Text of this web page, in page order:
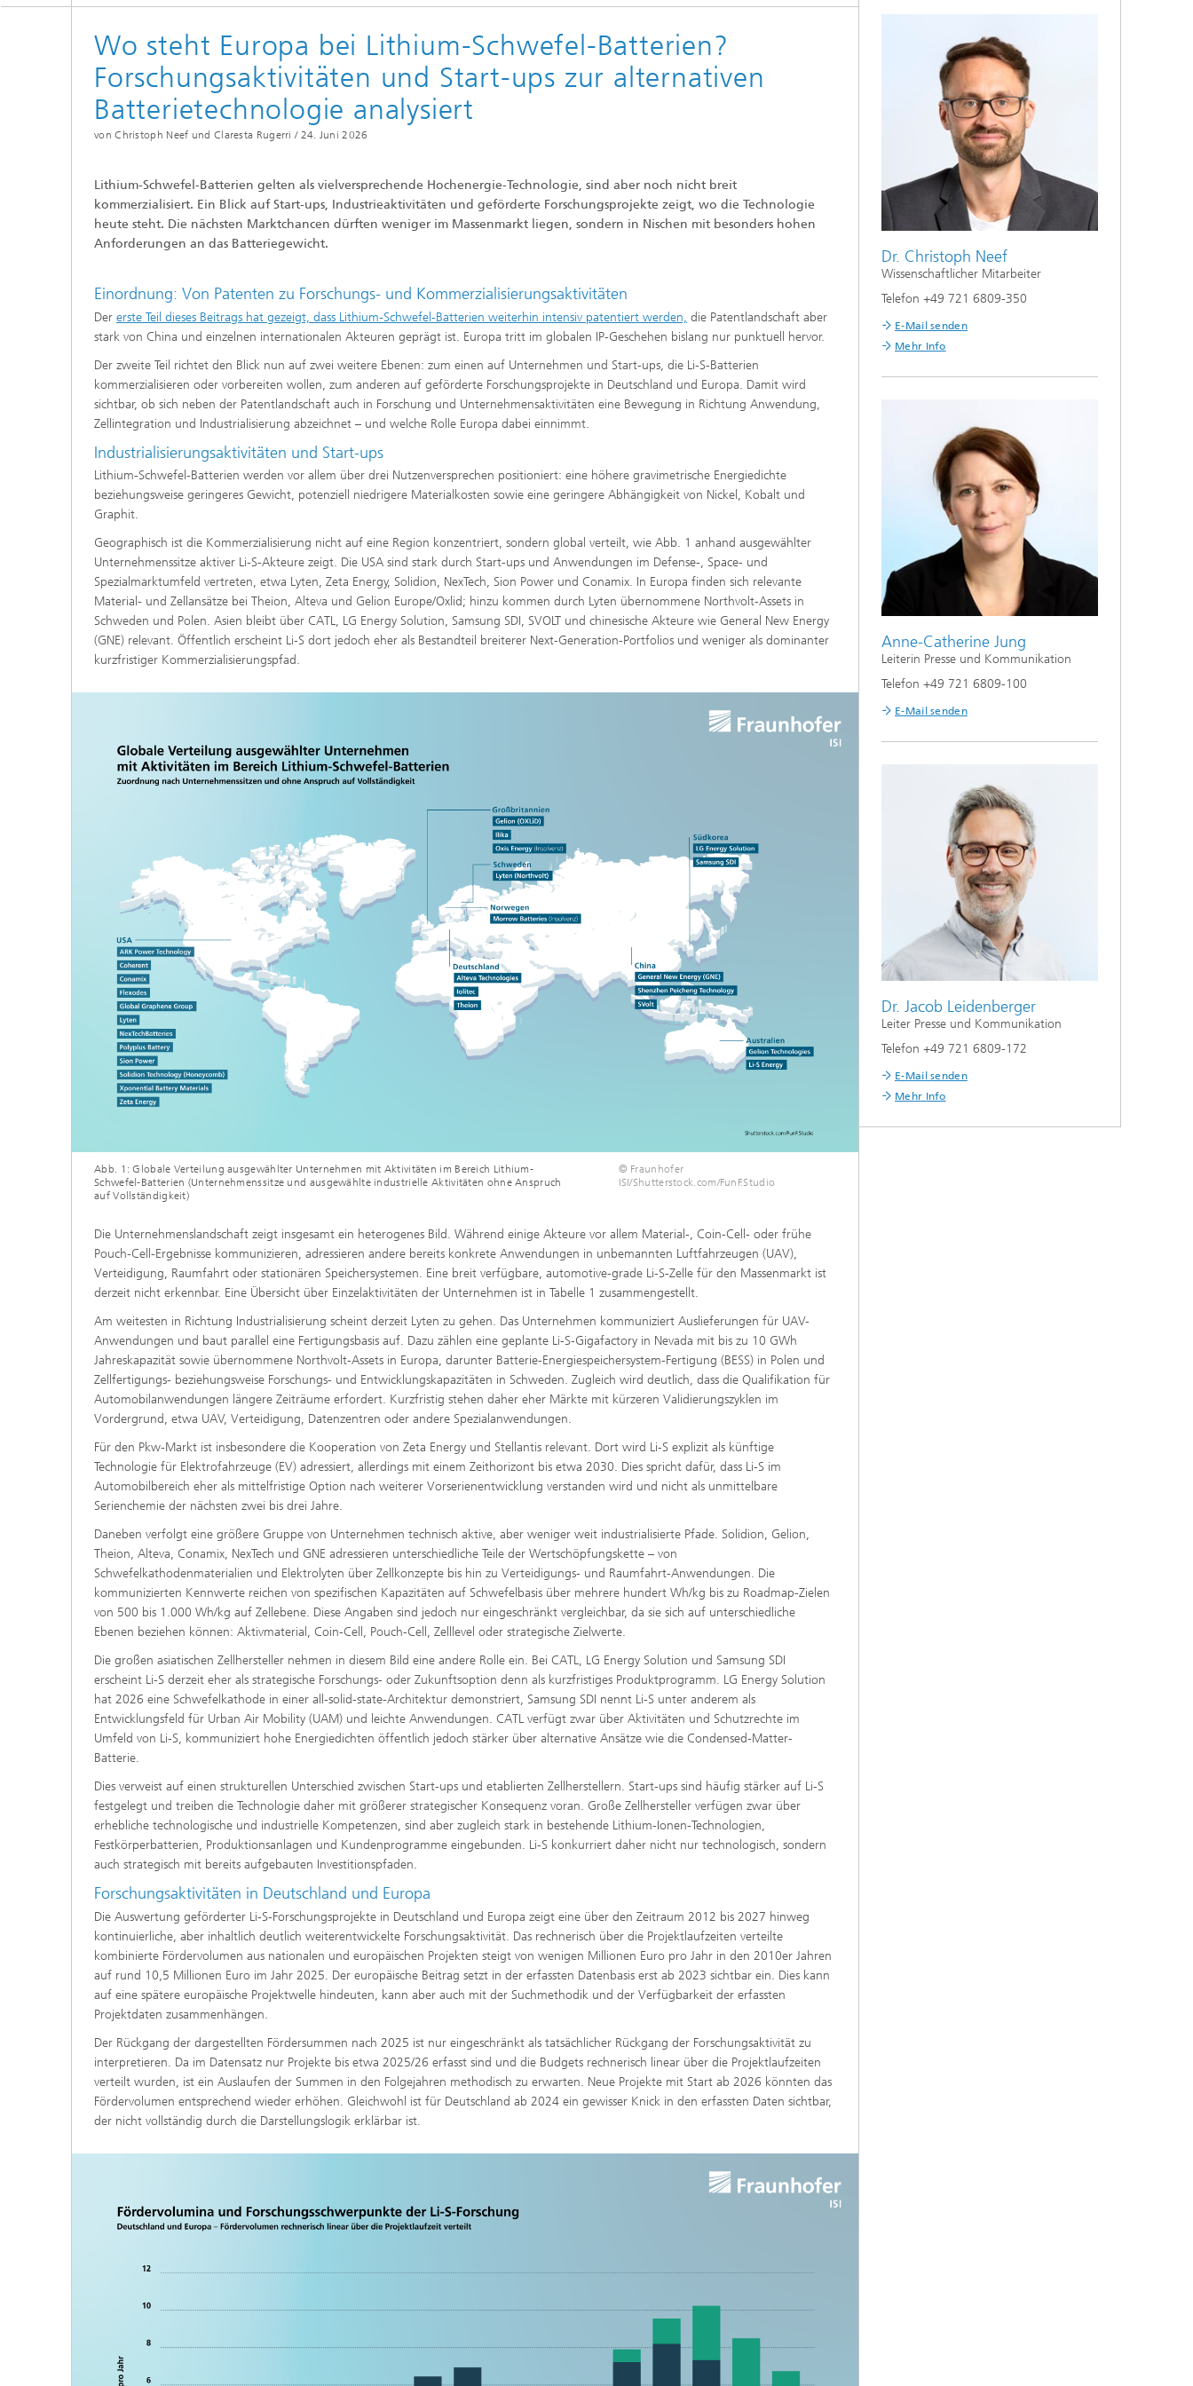
Wo steht Europa bei Lithium-Schwefel-Batterien?
Forschungsaktivitäten und Start-ups zur alternativen
Batterietechnologie analysiert
von Christoph Neef und Claresta Rugerri / 24. Juni 2026
Lithium-Schwefel-Batterien gelten als vielversprechende Hochenergie-Technologie, sind aber noch nicht breit
kommerzialisiert. Ein Blick auf Start-ups, Industrieaktivitäten und geförderte Forschungsprojekte zeigt, wo die Technologie
heute steht. Die nächsten Marktchancen dürften weniger im Massenmarkt liegen, sondern in Nischen mit besonders hohen
Anforderungen an das Batteriegewicht.
Einordnung: Von Patenten zu Forschungs- und Kommerzialisierungsaktivitäten
Der erste Teil dieses Beitrags hat gezeigt, dass Lithium-Schwefel-Batterien weiterhin intensiv patentiert werden, die Patentlandschaft aber
stark von China und einzelnen internationalen Akteuren geprägt ist. Europa tritt im globalen IP-Geschehen bislang nur punktuell hervor.
Der zweite Teil richtet den Blick nun auf zwei weitere Ebenen: zum einen auf Unternehmen und Start-ups, die Li-S-Batterien
kommerzialisieren oder vorbereiten wollen, zum anderen auf geförderte Forschungsprojekte in Deutschland und Europa. Damit wird
sichtbar, ob sich neben der Patentlandschaft auch in Forschung und Unternehmensaktivitäten eine Bewegung in Richtung Anwendung,
Zellintegration und Industrialisierung abzeichnet – und welche Rolle Europa dabei einnimmt.
Industrialisierungsaktivitäten und Start-ups
Lithium-Schwefel-Batterien werden vor allem über drei Nutzenversprechen positioniert: eine höhere gravimetrische Energiedichte
beziehungsweise geringeres Gewicht, potenziell niedrigere Materialkosten sowie eine geringere Abhängigkeit von Nickel, Kobalt und
Graphit.
Geographisch ist die Kommerzialisierung nicht auf eine Region konzentriert, sondern global verteilt, wie Abb. 1 anhand ausgewählter
Unternehmenssitze aktiver Li-S-Akteure zeigt. Die USA sind stark durch Start-ups und Anwendungen im Defense-, Space- und
Spezialmarktumfeld vertreten, etwa Lyten, Zeta Energy, Solidion, NexTech, Sion Power und Conamix. In Europa finden sich relevante
Material- und Zellansätze bei Theion, Alteva und Gelion Europe/Oxlid; hinzu kommen durch Lyten übernommene Northvolt-Assets in
Schweden und Polen. Asien bleibt über CATL, LG Energy Solution, Samsung SDI, SVOLT und chinesische Akteure wie General New Energy
(GNE) relevant. Öffentlich erscheint Li-S dort jedoch eher als Bestandteil breiterer Next-Generation-Portfolios und weniger als dominanter
kurzfristiger Kommerzialisierungspfad.
© Fraunhofer
ISI/Shutterstock.com/FunF.Studio
Abb. 1: Globale Verteilung ausgewählter Unternehmen mit Aktivitäten im Bereich Lithium-
Schwefel-Batterien (Unternehmenssitze und ausgewählte industrielle Aktivitäten ohne Anspruch
auf Vollständigkeit)
Die Unternehmenslandschaft zeigt insgesamt ein heterogenes Bild. Während einige Akteure vor allem Material-, Coin-Cell- oder frühe
Pouch-Cell-Ergebnisse kommunizieren, adressieren andere bereits konkrete Anwendungen in unbemannten Luftfahrzeugen (UAV),
Verteidigung, Raumfahrt oder stationären Speichersystemen. Eine breit verfügbare, automotive-grade Li-S-Zelle für den Massenmarkt ist
derzeit nicht erkennbar. Eine Übersicht über Einzelaktivitäten der Unternehmen ist in Tabelle 1 zusammengestellt.
Am weitesten in Richtung Industrialisierung scheint derzeit Lyten zu gehen. Das Unternehmen kommuniziert Auslieferungen für UAV-
Anwendungen und baut parallel eine Fertigungsbasis auf. Dazu zählen eine geplante Li-S-Gigafactory in Nevada mit bis zu 10 GWh
Jahreskapazität sowie übernommene Northvolt-Assets in Europa, darunter Batterie-Energiespeichersystem-Fertigung (BESS) in Polen und
Zellfertigungs- beziehungsweise Forschungs- und Entwicklungskapazitäten in Schweden. Zugleich wird deutlich, dass die Qualifikation für
Automobilanwendungen längere Zeiträume erfordert. Kurzfristig stehen daher eher Märkte mit kürzeren Validierungszyklen im
Vordergrund, etwa UAV, Verteidigung, Datenzentren oder andere Spezialanwendungen.
Für den Pkw-Markt ist insbesondere die Kooperation von Zeta Energy und Stellantis relevant. Dort wird Li-S explizit als künftige
Technologie für Elektrofahrzeuge (EV) adressiert, allerdings mit einem Zeithorizont bis etwa 2030. Dies spricht dafür, dass Li-S im
Automobilbereich eher als mittelfristige Option nach weiterer Vorserienentwicklung verstanden wird und nicht als unmittelbare
Serienchemie der nächsten zwei bis drei Jahre.
Daneben verfolgt eine größere Gruppe von Unternehmen technisch aktive, aber weniger weit industrialisierte Pfade. Solidion, Gelion,
Theion, Alteva, Conamix, NexTech und GNE adressieren unterschiedliche Teile der Wertschöpfungskette – von
Schwefelkathodenmaterialien und Elektrolyten über Zellkonzepte bis hin zu Verteidigungs- und Raumfahrt-Anwendungen. Die
kommunizierten Kennwerte reichen von spezifischen Kapazitäten auf Schwefelbasis über mehrere hundert Wh/kg bis zu Roadmap-Zielen
von 500 bis 1.000 Wh/kg auf Zellebene. Diese Angaben sind jedoch nur eingeschränkt vergleichbar, da sie sich auf unterschiedliche
Ebenen beziehen können: Aktivmaterial, Coin-Cell, Pouch-Cell, Zelllevel oder strategische Zielwerte.
Die großen asiatischen Zellhersteller nehmen in diesem Bild eine andere Rolle ein. Bei CATL, LG Energy Solution und Samsung SDI
erscheint Li-S derzeit eher als strategische Forschungs- oder Zukunftsoption denn als kurzfristiges Produktprogramm. LG Energy Solution
hat 2026 eine Schwefelkathode in einer all-solid-state-Architektur demonstriert, Samsung SDI nennt Li-S unter anderem als
Entwicklungsfeld für Urban Air Mobility (UAM) und leichte Anwendungen. CATL verfügt zwar über Aktivitäten und Schutzrechte im
Umfeld von Li-S, kommuniziert hohe Energiedichten öffentlich jedoch stärker über alternative Ansätze wie die Condensed-Matter-
Batterie.
Dies verweist auf einen strukturellen Unterschied zwischen Start-ups und etablierten Zellherstellern. Start-ups sind häufig stärker auf Li-S
festgelegt und treiben die Technologie daher mit größerer strategischer Konsequenz voran. Große Zellhersteller verfügen zwar über
erhebliche technologische und industrielle Kompetenzen, sind aber zugleich stark in bestehende Lithium-Ionen-Technologien,
Festkörperbatterien, Produktionsanlagen und Kundenprogramme eingebunden. Li-S konkurriert daher nicht nur technologisch, sondern
auch strategisch mit bereits aufgebauten Investitionspfaden.
Forschungsaktivitäten in Deutschland und Europa
Die Auswertung geförderter Li-S-Forschungsprojekte in Deutschland und Europa zeigt eine über den Zeitraum 2012 bis 2027 hinweg
kontinuierliche, aber inhaltlich deutlich weiterentwickelte Forschungsaktivität. Das rechnerisch über die Projektlaufzeiten verteilte
kombinierte Fördervolumen aus nationalen und europäischen Projekten steigt von wenigen Millionen Euro pro Jahr in den 2010er Jahren
auf rund 10,5 Millionen Euro im Jahr 2025. Der europäische Beitrag setzt in der erfassten Datenbasis erst ab 2023 sichtbar ein. Dies kann
auf eine spätere europäische Projektwelle hindeuten, kann aber auch mit der Suchmethodik und der Verfügbarkeit der erfassten
Projektdaten zusammenhängen.
Der Rückgang der dargestellten Fördersummen nach 2025 ist nur eingeschränkt als tatsächlicher Rückgang der Forschungsaktivität zu
interpretieren. Da im Datensatz nur Projekte bis etwa 2025/26 erfasst sind und die Budgets rechnerisch linear über die Projektlaufzeiten
verteilt wurden, ist ein Auslaufen der Summen in den Folgejahren methodisch zu erwarten. Neue Projekte mit Start ab 2026 könnten das
Fördervolumen entsprechend wieder erhöhen. Gleichwohl ist für Deutschland ab 2024 ein gewisser Knick in den erfassten Daten sichtbar,
der nicht vollständig durch die Darstellungslogik erklärbar ist.
Dr. Christoph Neef
Wissenschaftlicher Mitarbeiter
Telefon +49 721 6809-350
E-Mail senden
Mehr Info
Anne-Catherine Jung
Leiterin Presse und Kommunikation
Telefon +49 721 6809-100
E-Mail senden
Dr. Jacob Leidenberger
Leiter Presse und Kommunikation
Telefon +49 721 6809-172
E-Mail senden
Mehr Info